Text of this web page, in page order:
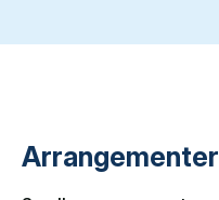
Arrangementer